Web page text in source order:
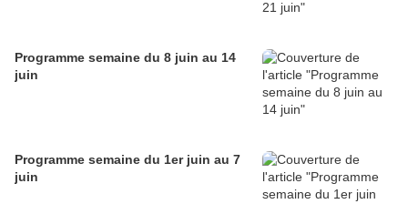
Programme semaine du 8 juin au 14
juin
Programme semaine du 1er juin au 7
juin